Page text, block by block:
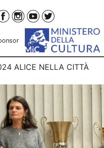
ALICE NELLA CITTÀ